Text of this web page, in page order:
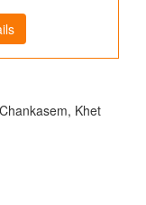
Khet